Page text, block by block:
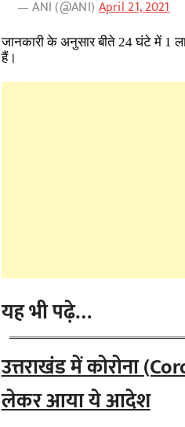
— ANI (@ANI)April 21, 2021
जानकारी के अनुसार बीते 24 घंटे में 1
हैं।
यह भी पढ़े…
उत्तराखंड में कोरोना
लेकर आया ये आदेश